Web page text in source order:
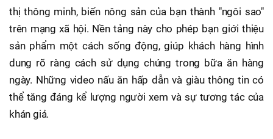
thị thông minh, biến nông sản của bạn thành "ngôi sao"
trên mạng xã hội. Nền tảng này cho phép bạn giới thiệu
sản phẩm một cách sống động, giúp khách hàng hình
dung rõ ràng cách sử dụng chúng trong bữa ăn hàng
ngày. Những video nấu ăn hấp dẫn và giàu thông tin có
thể tăng đáng kể lượng người xem và sự tương tác của
khán giả.